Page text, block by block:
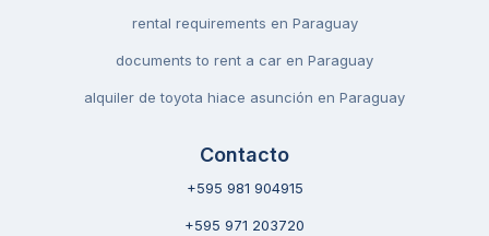
rental requirements en Paraguay
documents to rent a car en Paraguay
alquiler de toyota hiace asunción en Paraguay
Contacto
+595 981 904915
+595 971 203720